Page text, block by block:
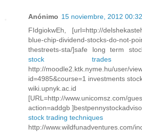
Anónimo 15 noviembre, 2012 00:32
FIdgiokwEh, [url=http://
blue-chip-dividend-stocks-do-not-
thestreets-sta/]safe long term
stock trades
http://moodle2.ktk.nyme.hu/user/
id=4985&course=1 investments
wiki.upnyk.ac.id
[URL=http://www.unicomsz.com/
action=addgb
stock trading techniques
http://www.wildfunadventures.com/